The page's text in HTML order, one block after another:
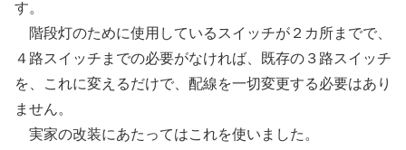
す。
階段灯のために使用しているスイッチが２カ所までで、
４路スイッチまでの必要がなければ、既存の３路スイッチ
を、これに変えるだけで、配線を一切変更する必要はあり
ません。
実家の改装にあたってはこれを使いました。